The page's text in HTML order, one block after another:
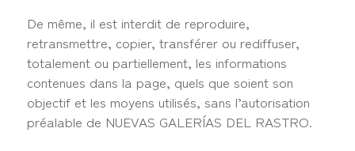
De même, il est interdit de reproduire,
retransmettre, copier, transférer ou rediffuser,
totalement ou partiellement, les informations
contenues dans la page, quels que soient son
objectif et les moyens utilisés, sans l’autorisation
préalable de NUEVAS GALERÍAS DEL RASTRO.